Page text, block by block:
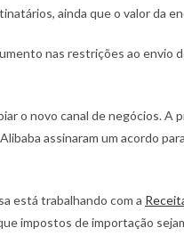
ainda que o valor da
nas restrições ao envio
o novo canal de negócios.
assinaram um acordo
está trabalhando com a
impostos de importação